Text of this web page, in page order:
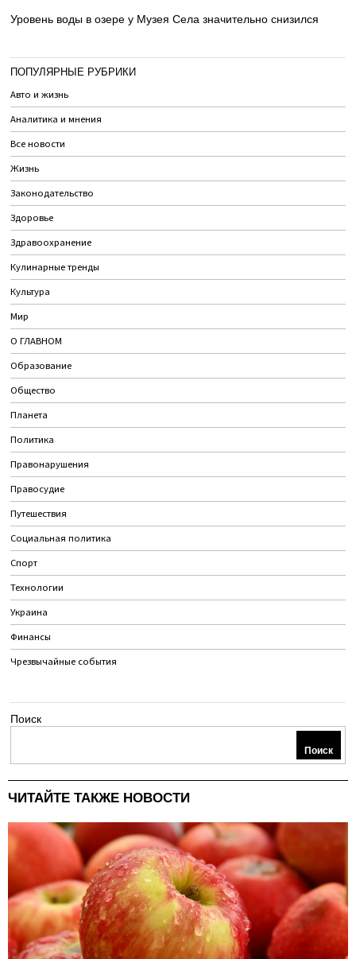
Уровень воды в озере у Музея Села значительно снизился
ПОПУЛЯРНЫЕ РУБРИКИ
Авто и жизнь
Аналитика и мнения
Все новости
Жизнь
Законодательство
Здоровье
Здравоохранение
Кулинарные тренды
Культура
Мир
О ГЛАВНОМ
Образование
Общество
Планета
Политика
Правонарушения
Правосудие
Путешествия
Социальная политика
Спорт
Технологии
Украина
Финансы
Чрезвычайные события
Поиск
Поиск
ЧИТАЙТЕ ТАКЖЕ НОВОСТИ